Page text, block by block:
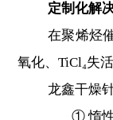
定制化解
在聚烯烃催化
氧化、TiCl₄失
龙鑫干燥针对
① 惰性气体循